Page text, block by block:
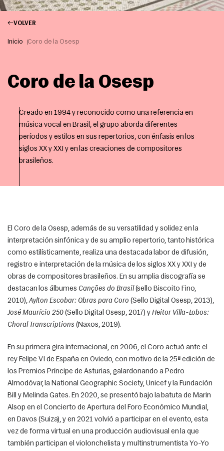
VOLVER
Inicio Coro de la Osesp
Coro de la Osesp
Creado en 1994 y reconocido como una referencia en
música vocal en Brasil, el grupo aborda diferentes
períodos y estilos en sus repertorios, con énfasis en los
siglos XX y XXI y en las creaciones de compositores
brasileños.
El Coro de la Osesp, además de su versatilidad y solidez en la
interpretación sinfónica y de su amplio repertorio, tanto histórica
como estilísticamente, realiza una destacada labor de difusión,
registro e interpretación de la música de los siglos XX y XXI y de
obras de compositores brasileños. En su amplia discografía se
destacan los álbumes Canções do Brasil (sello Biscoito Fino,
2010), Aylton Escobar: Obras para Coro
José Maurício 250 (Sello Digital Osesp, 2017) y Heitor Villa-Lobos:
Choral Transcriptions (Naxos, 2019).
En su primera gira internacional, en 2006, el Coro actuó ante el
rey Felipe VI de España en Oviedo, con motivo de la 25ª edición de
los Premios Príncipe de Asturias, galardonando a Pedro
Almodóvar, la National Geographic Society, Unicef y la Fundación
Bill y Melinda Gates. En 2020, se presentó bajo la batuta de Marin
Alsop en el Concierto de Apertura del Foro Económico Mundial,
en Davos (Suiza), y en 2021 volvió a participar en el evento, esta
vez de forma virtual en una producción audiovisual en la que
también participan el violonchelista y multinstrumentista Yo-Yo